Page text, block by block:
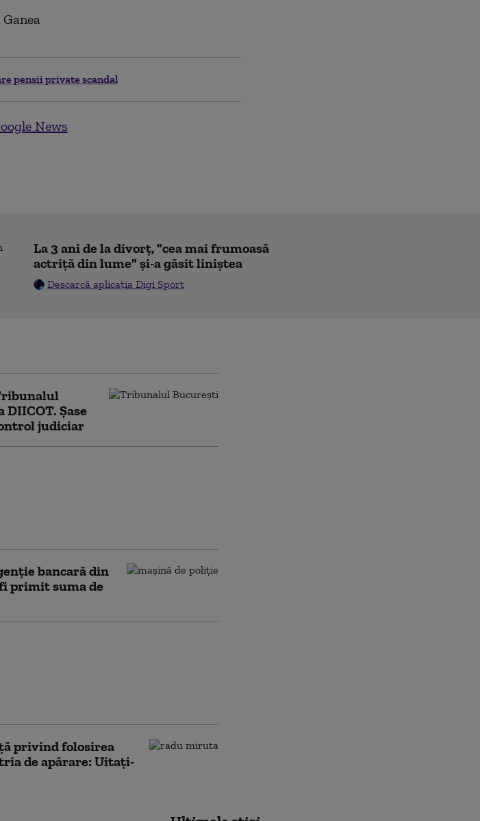
pensii private scandal
News
La 3 ani de la divorț, "cea mai frumoasă
actriță din lume" și-a găsit liniștea
Descarcă aplicația Digi Sport
Șase
judiciar
bancară din
primit suma de
privind folosirea
de apărare: Uitați-